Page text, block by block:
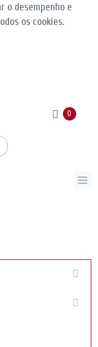
o desempenho e
os cookies.
0